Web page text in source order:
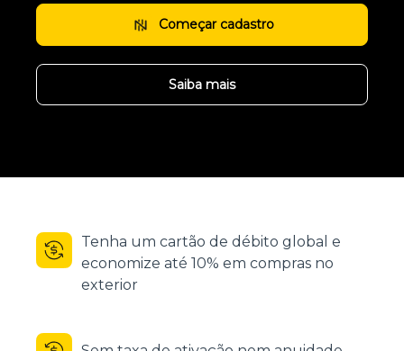
Começar cadastro
Saiba mais
Tenha um cartão de débito global e
economize até 10% em compras no
exterior